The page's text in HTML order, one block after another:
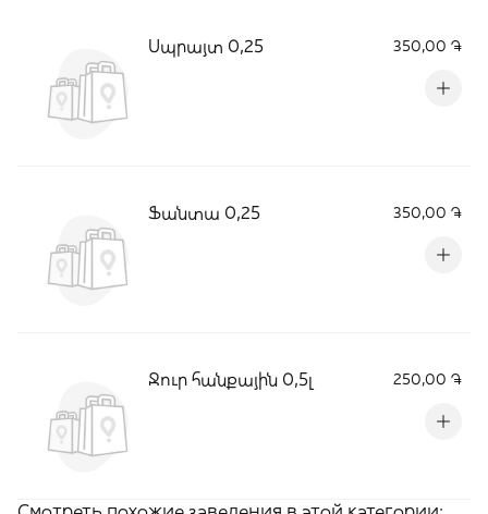
Սպրայտ 0,25 350,00 ֏
Ֆանտա 0,25 350,00 ֏
Ջուր հանքային 0,5լ 250,00 ֏